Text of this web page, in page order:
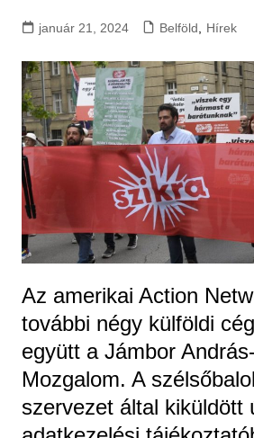
január 21, 2024 Belföld Hírek
Az amerikai Action
további négy külföldi
együtt a Jámbor
Mozgalom. A
szervezet által kiküldött